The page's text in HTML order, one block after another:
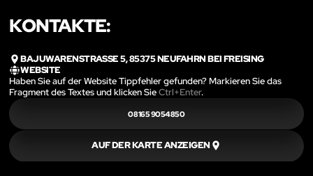
KONTAKTE:
BAJUWARENSTRASSE 5, 85375 NEUFAHRN BEI FREISING
WEBSITE
Haben Sie auf der Website Tippfehler gefunden? Markieren Sie das
Fragment des Textes und klicken SieCtrl+Enter.
08165 9054850
AUF DER KARTE ANZEIGEN